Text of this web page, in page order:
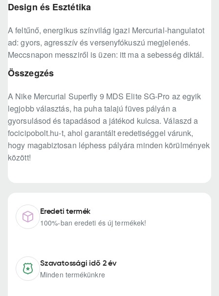
Design és Esztétika
A feltűnő, energikus színvilág igazi Mercurial-hangulatot
ad: gyors, agresszív és versenyfókuszú megjelenés.
Meccsnapon messziről is üzen: itt ma a sebesség diktál.
Összegzés
A Nike Mercurial Superfly 9 MDS Elite SG-Pro az egyik
legjobb választás, ha puha talajú füves pályán a
gyorsulásod és tapadásod a játékod kulcsa. Válaszd a
focicipobolt.hu-t, ahol garantált eredetiséggel várunk,
hogy magabiztosan léphess pályára minden körülmények
között!
Eredeti termék
100%-ban eredeti és új termékek!
Szavatossági idő 2 év
Minden termékünkre